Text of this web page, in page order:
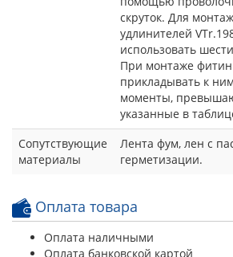
скруток. Для
удлинителей
использовать
При монтаже
прикладывать к
моменты,
указанные в
Сопутствующие
материалы
Лента фум, лен с
герметизации.
Оплата товара
Оплата наличными
Оплата банковской картой